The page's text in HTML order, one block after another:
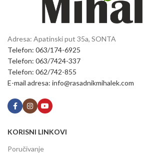
Adresa: Apatinski put 35a, SONTA
Telefon: 063/174-6925
Telefon: 063/7424-337
Telefon: 062/742-855
E-mail adresa: info@rasadnikmihalek.com
KORISNI LINKOVI
Poručivanje